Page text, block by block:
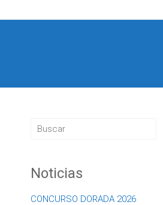
Noticias
CONCURSO DORADA 2026